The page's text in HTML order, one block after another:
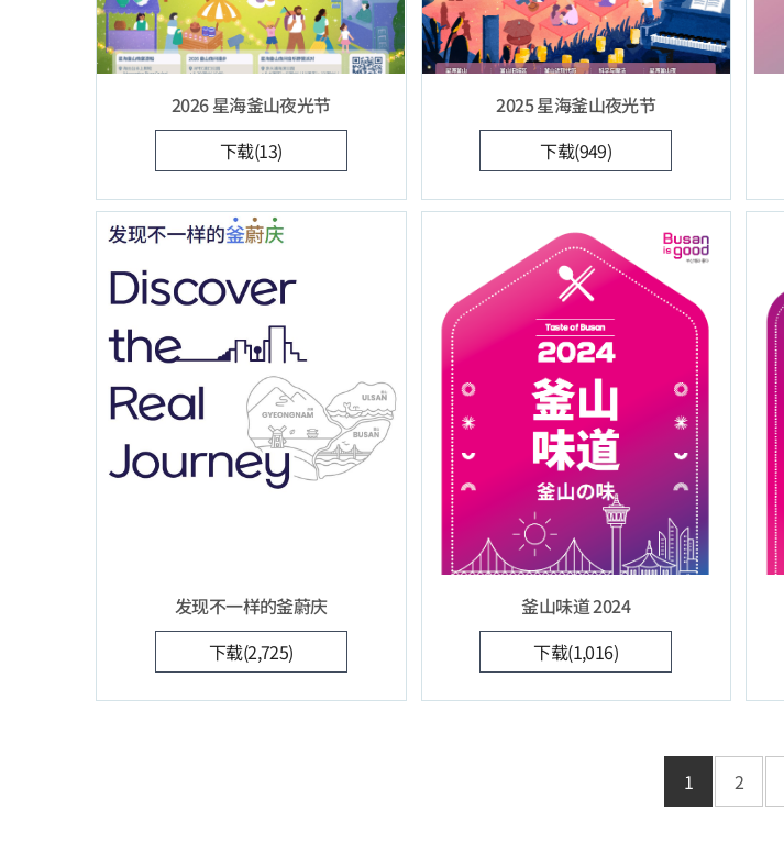
2026 星海釜山夜光节
下载(13)
2025 星海釜山夜光节
下载(949)
发现不一样的釜蔚庆
下载(2,725)
釜山味道 2024
下载(1,016)
1 2